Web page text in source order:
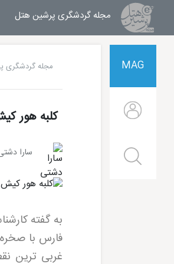
مجله گردشگری پرشین هتل
MAG مجله گردشگری
کلبه هور
سارا
به گفته
فارس با صخره
غربی ترین